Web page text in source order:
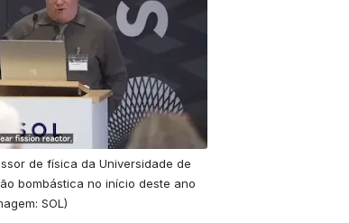
de física da Universidade de
bombástica no início deste ano
SOL)